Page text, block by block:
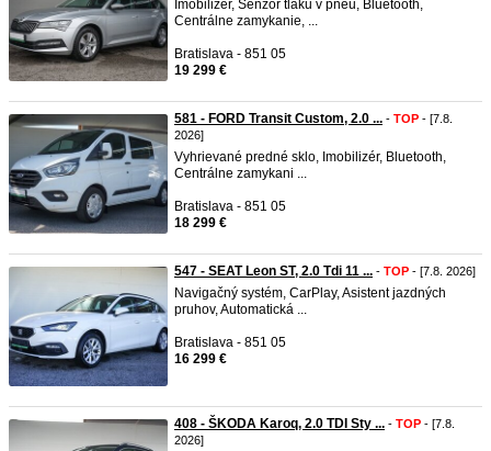
Imobilizér, Senzor tlaku v pneu, Bluetooth,
Centrálne zamykanie, ...
Bratislava - 851 05
19 299 €
581 - FORD Transit Custom, 2.0 ... - TOP - [7.8.
2026]
Vyhrievané predné sklo, Imobilizér, Bluetooth,
Centrálne zamykani ...
Bratislava - 851 05
18 299 €
547 - SEAT Leon ST, 2.0 Tdi 11 ... - TOP - [7.8. 2026]
Navigačný systém, CarPlay, Asistent jazdných
pruhov, Automatická ...
Bratislava - 851 05
16 299 €
408 - ŠKODA Karoq, 2.0 TDI Sty ... - TOP - [7.8.
2026]